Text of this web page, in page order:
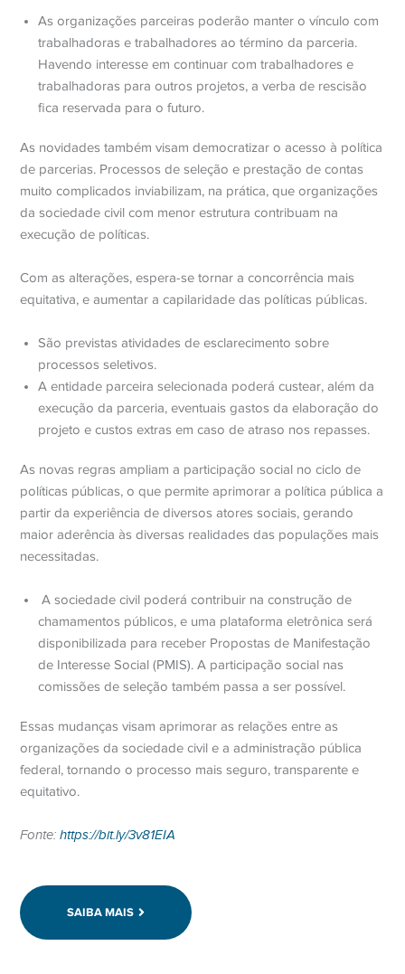
As organizações parceiras poderão manter o vínculo com
trabalhadoras e trabalhadores ao término da parceria.
Havendo interesse em continuar com trabalhadores e
trabalhadoras para outros projetos, a verba de rescisão
fica reservada para o futuro.
As novidades também visam democratizar o acesso à política
de parcerias. Processos de seleção e prestação de contas
muito complicados inviabilizam, na prática, que organizações
da sociedade civil com menor estrutura contribuam na
execução de políticas.
Com as alterações, espera-se tornar a concorrência mais
equitativa, e aumentar a capilaridade das políticas públicas.
São previstas atividades de esclarecimento sobre
processos seletivos.
A entidade parceira selecionada poderá custear, além da
execução da parceria, eventuais gastos da elaboração do
projeto e custos extras em caso de atraso nos repasses.
As novas regras ampliam a participação social no ciclo de
políticas públicas, o que permite aprimorar a política pública a
partir da experiência de diversos atores sociais, gerando
maior aderência às diversas realidades das populações mais
necessitadas.
A sociedade civil poderá contribuir na construção de
chamamentos públicos, e uma plataforma eletrônica será
disponibilizada para receber Propostas de Manifestação
de Interesse Social (PMIS). A participação social nas
comissões de seleção também passa a ser possível.
Essas mudanças visam aprimorar as relações entre as
organizações da sociedade civil e a administração pública
federal, tornando o processo mais seguro, transparente e
equitativo.
Fonte:https://bit.ly/3v81EIA
SAIBA MAIS